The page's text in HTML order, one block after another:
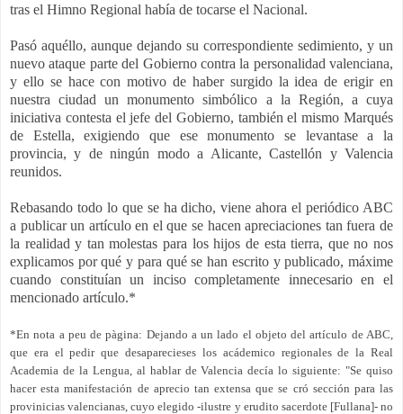
tras el Himno Regional había de tocarse el Nacional.
Pasó aquéllo, aunque dejando su correspondiente sedimiento, y un
nuevo ataque parte del Gobierno contra la personalidad valenciana,
y ello se hace con motivo de haber surgido la idea de erigir en
nuestra ciudad un monumento simbólico a la Región, a cuya
iniciativa contesta el jefe del Gobierno, también el mismo Marqués
de Estella, exigiendo que ese monumento se levantase a la
provincia, y de ningún modo a Alicante, Castellón y Valencia
reunidos.
Rebasando todo lo que se ha dicho, viene ahora el periódico ABC
a publicar un artículo en el que se hacen apreciaciones tan fuera de
la realidad y tan molestas para los hijos de esta tierra, que no nos
explicamos por qué y para qué se han escrito y publicado, máxime
cuando constituían un inciso completamente innecesario en el
mencionado artículo.*
*En nota a peu de pàgina: Dejando a un lado el objeto del artículo de ABC,
que era el pedir que desaparecieses los acádemico regionales de la Real
Academia de la Lengua, al hablar de Valencia decía lo siguiente: "Se quiso
hacer esta manifestación de aprecio tan extensa que se cró sección para las
provinicias valencianas, cuyo elegido -ilustre y erudito sacerdote [Fullana]- no